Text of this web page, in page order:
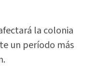
la colonia
un período más